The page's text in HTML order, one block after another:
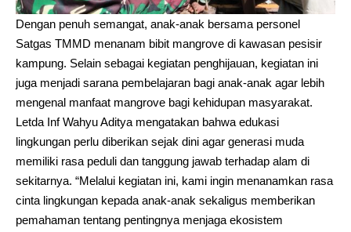
Dengan penuh semangat, anak-anak bersama personel
Satgas TMMD menanam bibit mangrove di kawasan pesisir
kampung. Selain sebagai kegiatan penghijauan, kegiatan ini
juga menjadi sarana pembelajaran bagi anak-anak agar lebih
mengenal manfaat mangrove bagi kehidupan masyarakat.
Letda Inf Wahyu Aditya mengatakan bahwa edukasi
lingkungan perlu diberikan sejak dini agar generasi muda
memiliki rasa peduli dan tanggung jawab terhadap alam di
sekitarnya. “Melalui kegiatan ini, kami ingin menanamkan rasa
cinta lingkungan kepada anak-anak sekaligus memberikan
pemahaman tentang pentingnya menjaga ekosistem